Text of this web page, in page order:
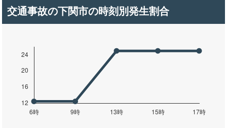
交通事故の下関市の時刻別発生割合